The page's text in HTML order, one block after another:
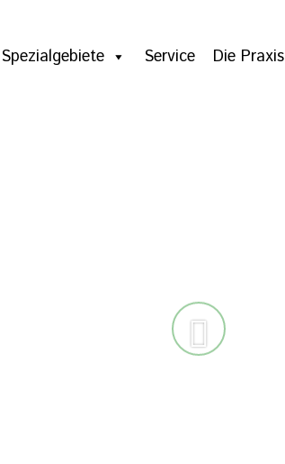
Spezialgebiete Service Die Praxis